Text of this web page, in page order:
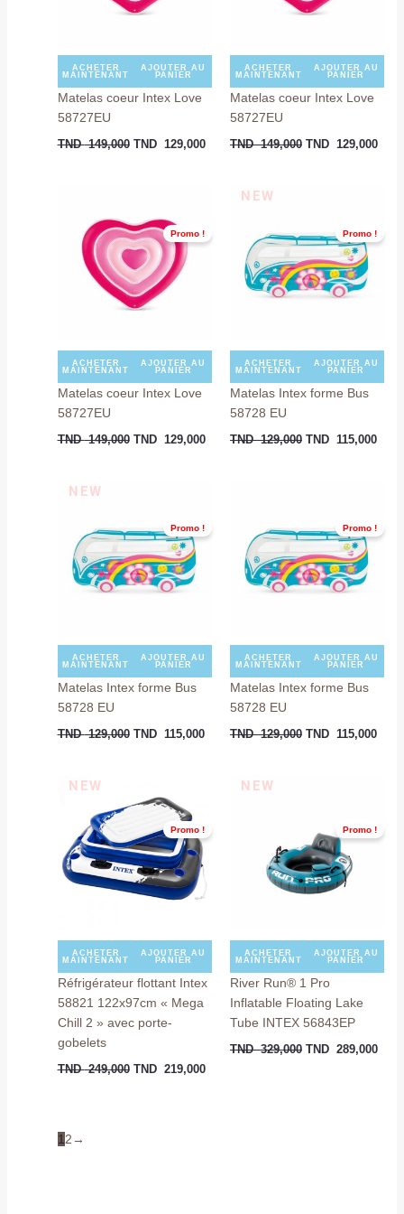
ACHETER
MAINTENANT
AJOUTER AU
PANIER
Matelas coeur Intex Love
58727EU
TND149,000 TND 129,000
ACHETER
MAINTENANT
AJOUTER AU
PANIER
Matelas coeur Intex Love
58727EU
TND149,000 TND 129,000
Promo !
ACHETER
MAINTENANT
AJOUTER AU
PANIER
Matelas coeur Intex Love
58727EU
TND149,000
initial
était :
TND
149,000.
TND 129,000
est :
129,000.
NEW
Promo !
ACHETER
MAINTENANT
AJOUTER AU
PANIER
Matelas Intex forme Bus
58728 EU
TND129,000
était :
TND
129,000.
TND 115,000
est :
NEW
Promo !
ACHETER
MAINTENANT
AJOUTER AU
PANIER
Matelas Intex forme Bus
58728 EU
TND129,000
était :
TND
129,000.
TND 115,000
est :
115,000.
Promo !
ACHETER
MAINTENANT
AJOUTER AU
PANIER
Matelas Intex forme Bus
58728 EU
TND129,000
était :
TND
129,000.
TND 115,000
est :
NEW
Promo !
ACHETER
MAINTENANT
AJOUTER AU
PANIER
Réfrigérateur flottant Intex
58821 122x97cm « Mega
Chill 2 » avec porte-
gobelets
TND249,000
prix
initial
TND
249,000.
TND 219,000
est :
TND
NEW
Promo !
ACHETER
MAINTENANT
AJOUTER AU
PANIER
River Run® 1 Pro
Inflatable Floating Lake
Tube INTEX 56843EP
TND329,000
TND
329,000.
TND 289,000
TND
1 2→